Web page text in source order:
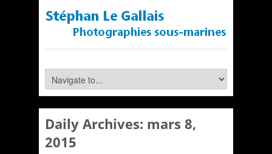
Daily Archives: mars 8,
2015